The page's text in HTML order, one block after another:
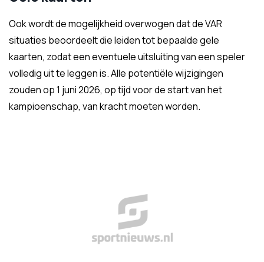
Ook wordt de mogelijkheid overwogen dat de VAR
situaties beoordeelt die leiden tot bepaalde gele
kaarten, zodat een eventuele uitsluiting van een speler
volledig uit te leggen is. Alle potentiële wijzigingen
zouden op 1 juni 2026, op tijd voor de start van het
kampioenschap, van kracht moeten worden.